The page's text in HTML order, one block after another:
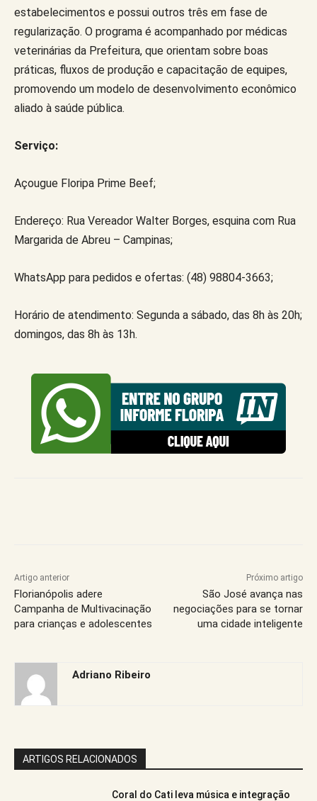
estabelecimentos e possui outros três em fase de
regularização. O programa é acompanhado por médicas
veterinárias da Prefeitura, que orientam sobre boas
práticas, fluxos de produção e capacitação de equipes,
promovendo um modelo de desenvolvimento econômico
aliado à saúde pública.
Serviço:
Açougue Floripa Prime Beef;
Endereço: Rua Vereador Walter Borges, esquina com Rua
Margarida de Abreu – Campinas;
WhatsApp para pedidos e ofertas: (48) 98804-3663;
Horário de atendimento: Segunda a sábado, das 8h às 20h;
domingos, das 8h às 13h.
Artigo anterior
Florianópolis adere
Campanha de Multivacinação
para crianças e adolescentes
Próximo artigo
São José avança nas
negociações para se tornar
uma cidade inteligente
Adriano Ribeiro
ARTIGOS RELACIONADOS
Coral do Cati leva música e integração